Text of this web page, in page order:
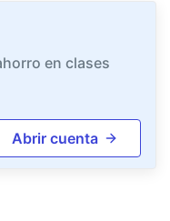
en clases
Abrir cuenta